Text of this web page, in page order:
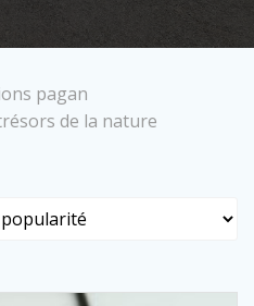
pagan
de la nature